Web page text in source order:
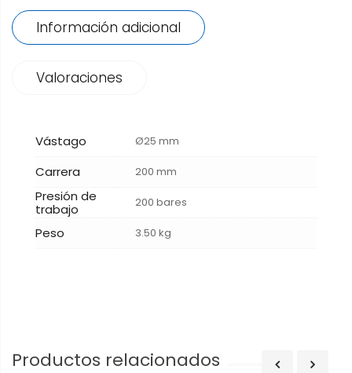
Información adicional
Valoraciones
Vástago Ø25 mm
Carrera 200 mm
Presión de
trabajo
200 bares
Peso 3.50 kg
Productos relacionados